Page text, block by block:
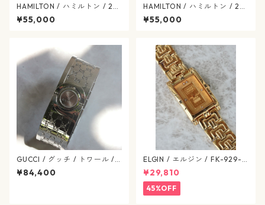
HAMILTON / ハミルトン / 28
0.002 / H31241113 / アメリ
カン クラシック / マザーオブ
¥55,000
HAMILTON / ハミルトン / 28
0.002 / H31.231.113 / アメリ
カン クラシック / マザーオブ
¥55,000
GUCCI / グッチ / トワール /
バングルウォッチ / YA112501
/ クオーツ / SS / リバーシブル
¥84,400
ELGIN / エルジン / FK-929-C
ゴールド / 638-07-elgin
¥29,810
45%OFF